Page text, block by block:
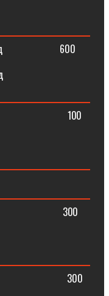
від⠀⠀⠀⠀⠀⠀⠀⠀600
⠀⠀⠀⠀⠀⠀⠀⠀⠀300